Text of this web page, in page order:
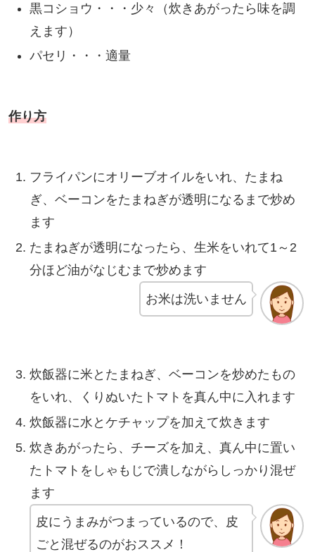
黒コショウ・・・少々（炊きあがったら味を調
えます）
パセリ・・・適量
作り方
フライパンにオリーブオイルをいれ、たまね
ぎ、ベーコンをたまねぎが透明になるまで炒め
ます
たまねぎが透明になったら、生米をいれて1～2
分ほど油がなじむまで炒めます
お米は洗いません
炊飯器に米とたまねぎ、ベーコンを炒めたもの
をいれ、くりぬいたトマトを真ん中に入れます
炊飯器に水とケチャップを加えて炊きます
炊きあがったら、チーズを加え、真ん中に置い
たトマトをしゃもじで潰しながらしっかり混ぜ
ます
皮にうまみがつまっているので、皮
ごと混ぜるのがおススメ！